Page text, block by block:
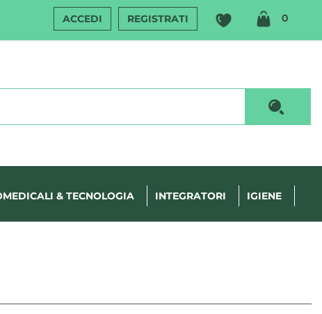
ACCEDI REGISTRATI 0
& TECNOLOGIA INTEGRATORI IGIENE